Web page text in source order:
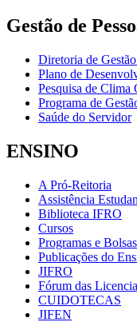
Gestão de
Diretoria de Gestão
Plano de
Pesquisa de Clima
Programa de
Saúde do Servidor
ENSINO
A Pró-Reitoria
Assistência
Biblioteca IFRO
Cursos
Programas e Bolsas
Publicações do
JIFRO
Fórum das
CUIDOTECAS
JIFEN